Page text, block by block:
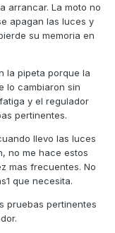
arrancar. La moto no
apagan las luces y
su memoria en
la pipeta porque la
lo cambiaron sin
y el regulador
pertinentes.
llevo las luces
no me hace estos
mas frecuentes. No
que necesita.
pruebas pertinentes